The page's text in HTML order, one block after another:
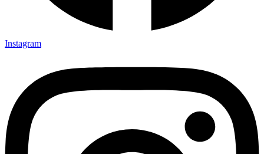
Instagram